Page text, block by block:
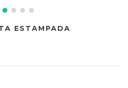
ESTAMPADA